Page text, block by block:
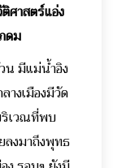
ศาสตร์แอ่ง
ดม
น มีแม่น้ำอิง
างเมืองมีวัด
ริเวณที่พบ
งมาถึงพุทธ